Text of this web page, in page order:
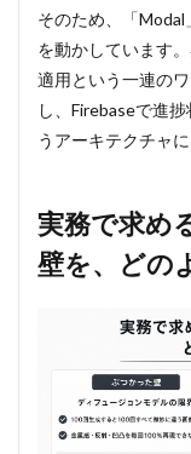
そのため、「
を動かしています
適用という一連の
し、Firebaseで進
うアーキテクチャに
実務で求め
壁を、どの